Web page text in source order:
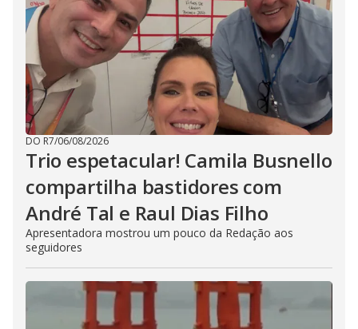
DO R7/06/08/2026
Trio espetacular! Camila Busnello
compartilha bastidores com
André Tal e Raul Dias Filho
Apresentadora mostrou um pouco da Redação aos
seguidores